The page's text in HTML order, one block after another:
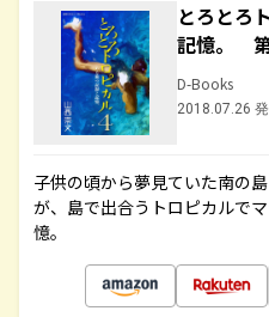
とろとろ
記憶。
D-Books
2018.07.26
子供の頃から夢見ていた南の
が、島で出合うトロピカルで
憶。